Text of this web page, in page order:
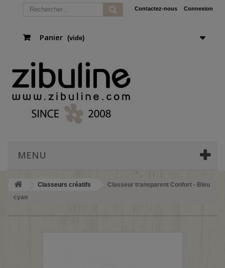
Connexion
Contactez-nous
Panier (vide)
MENU
Classeurs créatifs
Classeur transparent Confort - Bleu
cyan